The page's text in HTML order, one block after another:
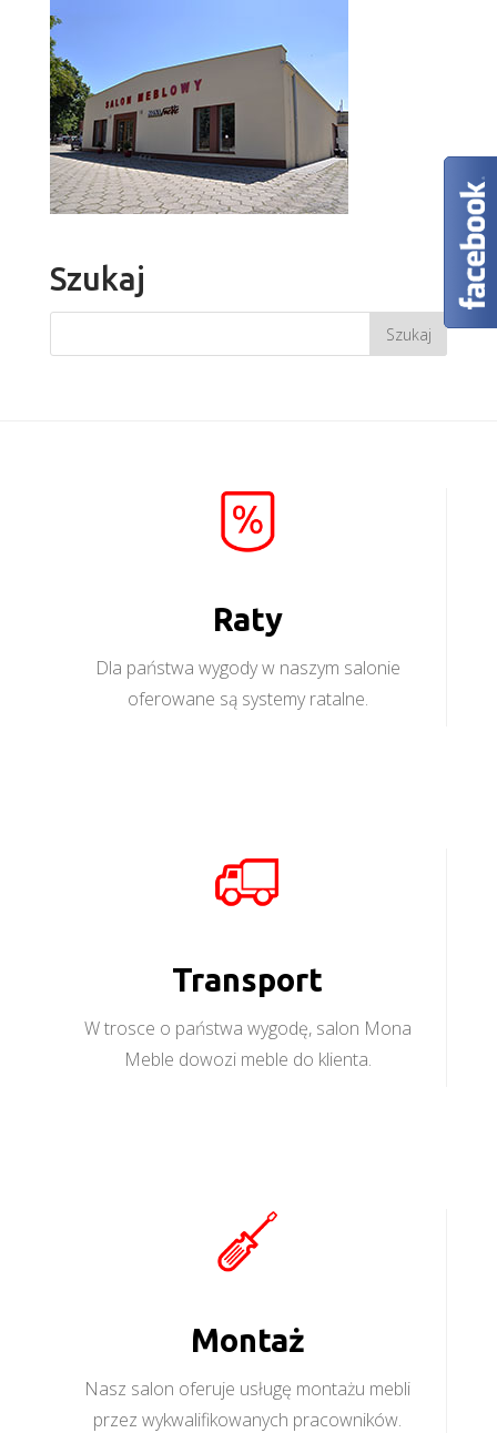
Szukaj
Raty
Dla państwa wygody w naszym salonie
oferowane są systemy ratalne.
Transport
W trosce o państwa wygodę, salon Mona
Meble dowozi meble do klienta.
Montaż
Nasz salon oferuje usługę montażu mebli
przez wykwalifikowanych pracowników.